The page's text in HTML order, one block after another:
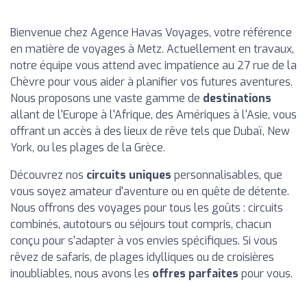
Bienvenue chez Agence Havas Voyages, votre référence
en matière de voyages à Metz. Actuellement en travaux,
notre équipe vous attend avec impatience au 27 rue de la
Chèvre pour vous aider à planifier vos futures aventures.
Nous proposons une vaste gamme de destinations
allant de l'Europe à l'Afrique, des Amériques à l'Asie, vous
offrant un accès à des lieux de rêve tels que Dubaï, New
York, ou les plages de la Grèce.
Découvrez nos circuits uniques personnalisables, que
vous soyez amateur d'aventure ou en quête de détente.
Nous offrons des voyages pour tous les goûts : circuits
combinés, autotours ou séjours tout compris, chacun
conçu pour s'adapter à vos envies spécifiques. Si vous
rêvez de safaris, de plages idylliques ou de croisières
inoubliables, nous avons les offres parfaites pour vous.